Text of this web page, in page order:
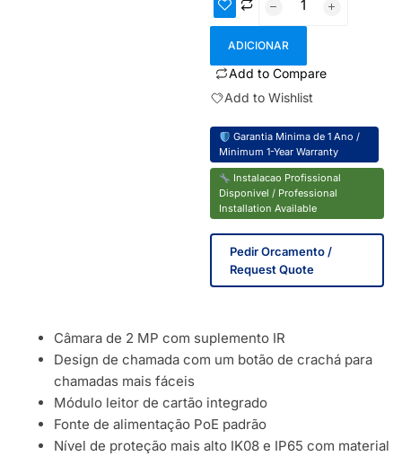
ADICIONAR
Add to Compare
Add to Wishlist
Garantia Minima de 1 Ano /
Minimum 1-Year Warranty
Instalacao Profissional
Disponivel / Professional
Installation Available
Pedir Orcamento /
Request Quote
Câmara de 2 MP com suplemento IR
Design de chamada com um botão de crachá para
chamadas mais fáceis
Módulo leitor de cartão integrado
Fonte de alimentação PoE padrão
Nível de proteção mais alto IK08 e IP65 com material